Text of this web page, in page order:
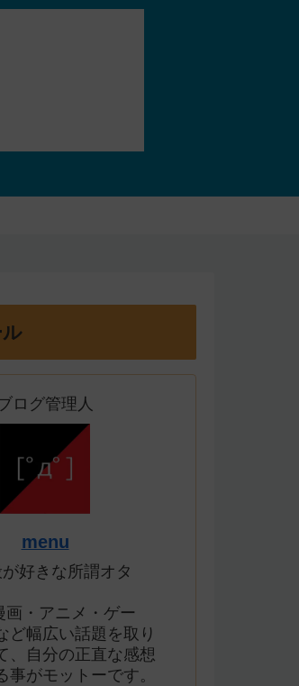
ログ管理人
menu
好きな所謂オタ
画・アニメ・ゲー
ど幅広い話題を取り
、自分の正直な感想
事がモットーです。